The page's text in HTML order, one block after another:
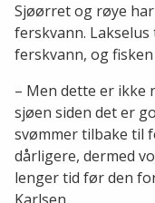
Sjøørret og røye
ferskvann.
ferskvann, og
– Men dette er ikke
sjøen siden det er
svømmer tilbake til
dårligere, dermed
lenger tid før den